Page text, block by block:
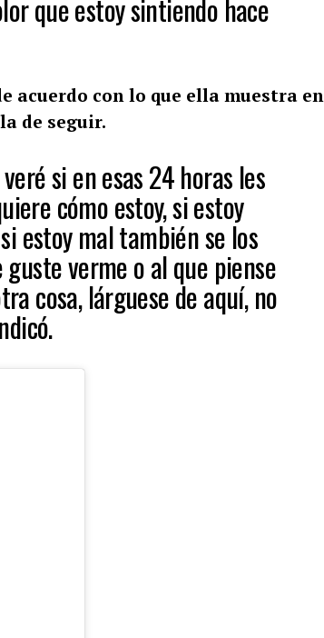
que estoy sintiendo hace
acuerdo con lo que ella muestra en
de seguir.
si en esas 24 horas les
cómo estoy, si estoy
estoy mal también se los
verme o al que piense
cosa, lárguese de aquí, no